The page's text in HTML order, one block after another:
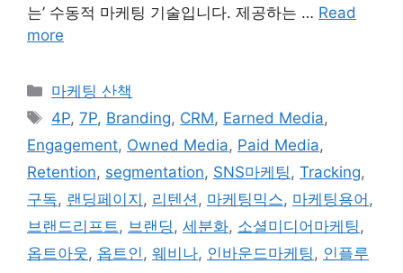
는’ 수동적 마케팅 기술입니다. 제공하는 … Read
more
Categories
마케팅 산책
Tags
4P,7P, Branding, CRM, Earned Media,
Engagement, Owned Media, Paid Media,
Retention, segmentation, SNS마케팅 , Tracking,
구독, 랜딩페이지 , 리텐션 , 마케팅믹스, 마케팅용어 ,
브랜드리프트 , 브랜딩 , 세분화, 소셜미디어마케팅 ,
옵트아웃, 옵트인 , 웨비나, 인바운드마케팅 , 인플루